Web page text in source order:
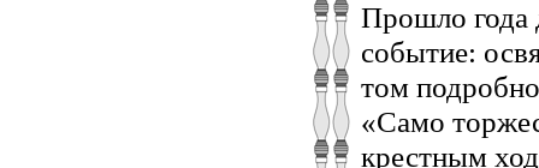
Прошло года
событие:
том
«Само
крестным